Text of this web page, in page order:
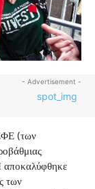
- Advertisement -
(των
αποκαλύφθηκε
των